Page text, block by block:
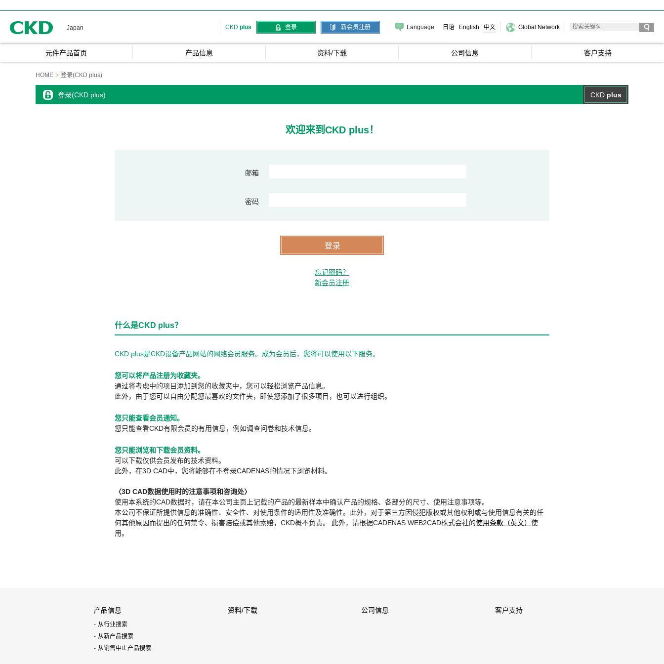
Japan CKD plus 登录 新会员注册 Language 日语 English 中文 Global Network
元件产品首页 产品信息 资料/下载 公司信息 客户支持
HOME 登录(CKD plus)
登录(CKD plus) CKD plus
欢迎来到CKD plus！
邮箱
密码
忘记密码？
新会员注册
什么是CKD plus？
CKD plus是CKD设备产品网站的网络会员服务。成为会员后，您将可以使用以下服务。
您可以将产品注册为收藏夹。
通过将考虑中的项目添加到您的收藏夹中，您可以轻松浏览产品信息。
此外，由于您可以自由分配您最喜欢的文件夹，即使您添加了很多项目，也可以进行组织。
您只能查看会员通知。
您只能查看CKD有限会员的有用信息，例如调查问卷和技术信息。
您只能浏览和下载会员资料。
可以下载仅供会员发布的技术资料。
此外，在3D CAD中，您将能够在不登录CADENAS的情况下浏览材料。
〈3D CAD数据使用时的注意事项和咨询处〉
使用本系统的CAD数据时，请在本公司主页上记载的产品的最新样本中确认产品的规格、各部分的尺寸、使用注意事项等。
本公司不保证所提供信息的准确性、安全性、对使用条件的适用性及准确性。此外，对于第三方因侵犯版权或其他权利或与使用信息有关的任
何其他原因而提出的任何禁令、损害赔偿或其他索赔，CKD概不负责。 此外，请根据CADENAS WEB2CAD株式会社的使用条款（英文） 使
用。
产品信息
从行业搜索
从新产品搜索
从销售中止产品搜索
资料/下载 公司信息 客户支持